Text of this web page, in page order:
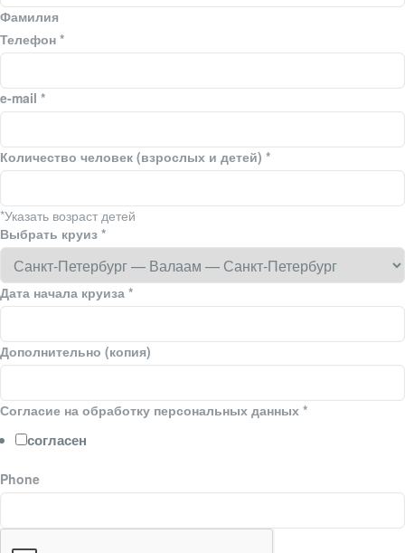
Фамилия
Телефон *
e-mail *
Количество человек (взрослых и детей) *
*Указать возраст детей
Выбрать круиз *
Дата начала круиза *
Дополнительно (копия)
Согласие на обработку персональных данных *
согласен
Phone